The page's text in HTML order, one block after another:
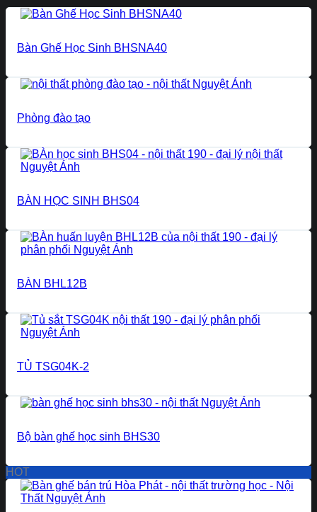
Bàn Ghế Học Sinh BHSNA40
Phòng đào tạo
BÀN HỌC SINH BHS04
BÀN BHL12B
TỦ TSG04K-2
Bộ bàn ghế học sinh BHS30
HOT